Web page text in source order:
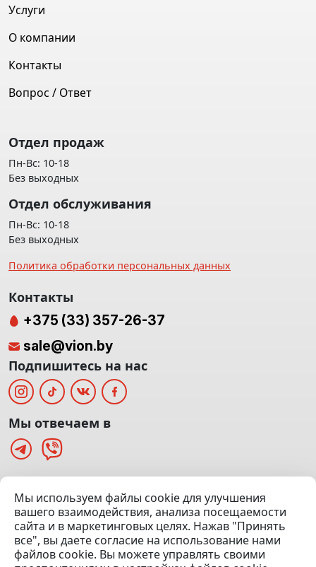
(Офис: 5 этаж | Осмотр авто: 5 этаж)
Посмотреть на карте
© 2020 — 2026 VION.BY — Продажа, выкуп и обмен | УНП
Услуги
О компании
Контакты
Вопрос / Ответ
Отдел продаж
Пн-Вс: 10-18
Без выходных
Отдел обслуживания
Пн-Вс: 10-18
Без выходных
Политика обработки персональных данных
Мы используем файлы cookie для улучшения
вашего взаимодействия, анализа посещаемости
сайта и в маркетинговых целях. Нажав "Принять
все", вы даете согласие на использование нами
файлов cookie. Вы можете управлять своими
Контакты
+375 (33) 357-26-37
sale@vion.by
Подпишитесь на нас
Мы отвечаем в